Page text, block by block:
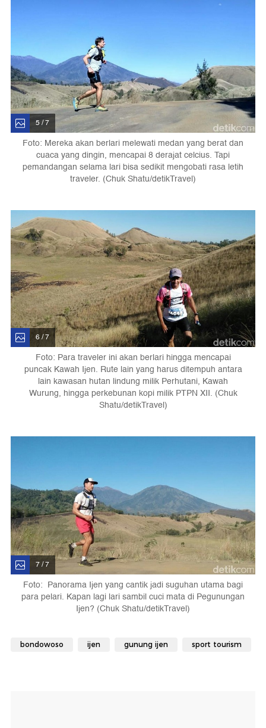
5 / 7
Foto: Mereka akan berlari melewati medan yang berat dan
cuaca yang dingin, mencapai 8 derajat celcius. Tapi
pemandangan selama lari bisa sedikit mengobati rasa letih
traveler. (Chuk Shatu/detikTravel)
6 / 7
Foto: Para traveler ini akan berlari hingga mencapai
puncak Kawah Ijen. Rute lain yang harus ditempuh antara
lain kawasan hutan lindung milik Perhutani, Kawah
Wurung, hingga perkebunan kopi milik PTPN XII. (Chuk
Shatu/detikTravel)
7 / 7
Foto: Panorama Ijen yang cantik jadi suguhan utama bagi
para pelari. Kapan lagi lari sambil cuci mata di Pegunungan
Ijen? (Chuk Shatu/detikTravel)
bondowoso ijen gunung ijen sport tourism